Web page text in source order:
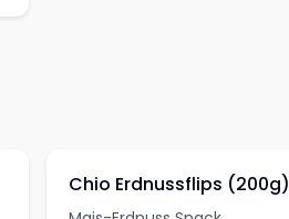
Chio Erdnussflips (200g)